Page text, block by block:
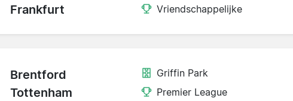
Frankfurt
Vriendschappelijke
Brentford
Tottenham
Griffin Park
Premier League